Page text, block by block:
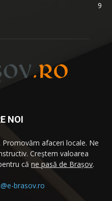
9
NOI
afaceri locale. Ne
Creştem valoarea
că ne pasă de Brașov.
brasov.ro